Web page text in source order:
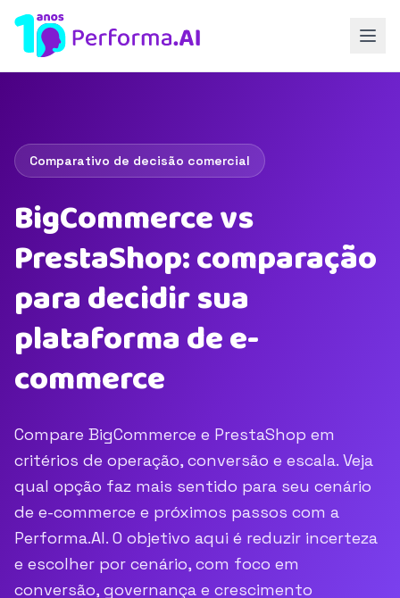
Comparativo de decisão comercial
BigCommerce vs
PrestaShop: comparação
para decidir sua
plataforma de e-
commerce
Compare BigCommerce e PrestaShop em
critérios de operação, conversão e escala. Veja
qual opção faz mais sentido para seu cenário
de e-commerce e próximos passos com a
Performa.AI. O objetivo aqui é reduzir incerteza
e escolher por cenário, com foco em
conversão, governança e crescimento